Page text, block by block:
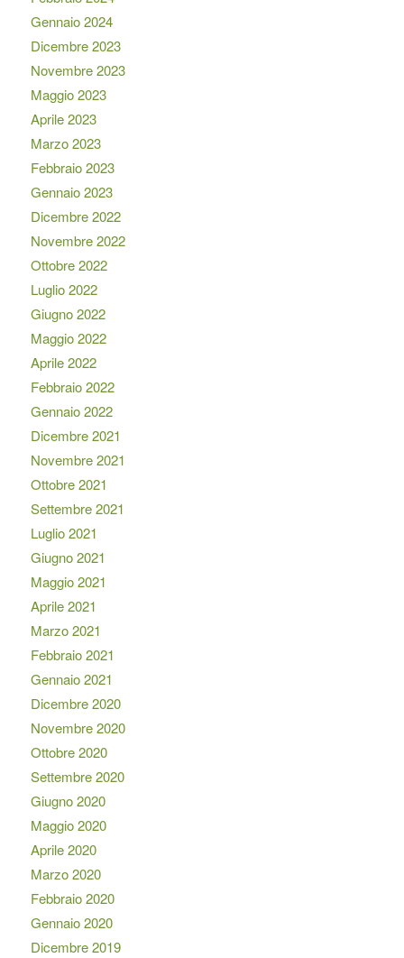
Gennaio 2024
Dicembre 2023
Novembre 2023
Maggio 2023
Aprile 2023
Marzo 2023
Febbraio 2023
Gennaio 2023
Dicembre 2022
Novembre 2022
Ottobre 2022
Luglio 2022
Giugno 2022
Maggio 2022
Aprile 2022
Febbraio 2022
Gennaio 2022
Dicembre 2021
Novembre 2021
Ottobre 2021
Settembre 2021
Luglio 2021
Giugno 2021
Maggio 2021
Aprile 2021
Marzo 2021
Febbraio 2021
Gennaio 2021
Dicembre 2020
Novembre 2020
Ottobre 2020
Settembre 2020
Giugno 2020
Maggio 2020
Aprile 2020
Marzo 2020
Febbraio 2020
Gennaio 2020
Dicembre 2019